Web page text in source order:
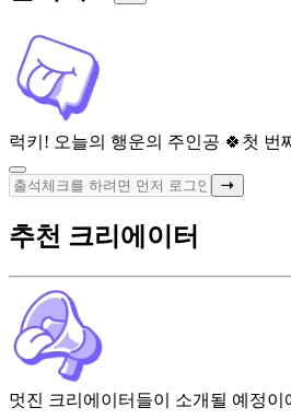
럭키! 오늘의 행운의 주인공 🍀 첫 번
추천 크리에이터
멋진 크리에이터들이 소개될 예정이